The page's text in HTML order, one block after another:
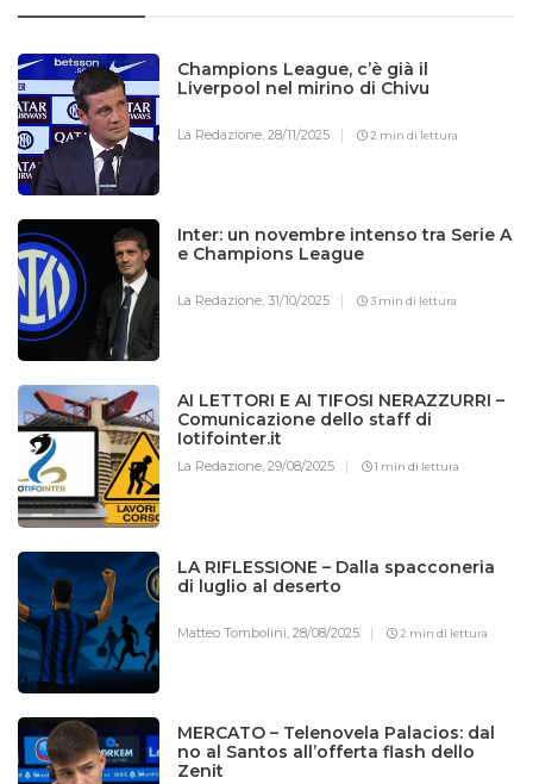
Champions League, c’è già il
Liverpool nel mirino di Chivu
La Redazione,28/11/2025 2 min di lettura
Inter: un novembre intenso tra Serie A
e Champions League
La Redazione,31/10/2025 3 min di lettura
AI LETTORI E AI TIFOSI NERAZZURRI –
Comunicazione dello staff di
Iotifointer.it
La Redazione,29/08/2025 1 min di lettura
LA RIFLESSIONE – Dalla spacconeria
di luglio al deserto
Matteo Tombolini,28/08/2025 2 min di lettura
MERCATO – Telenovela Palacios: dal
no al Santos all’offerta flash dello
Zenit